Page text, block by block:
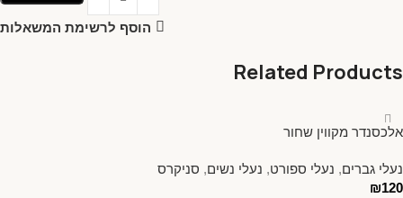
הוסף לרשימת המשאלות
Related Products
אלכסנדר מקווין שחור
נעלי גברים, נעלי ספורט, נעלי נשים, סניקרס
₪120